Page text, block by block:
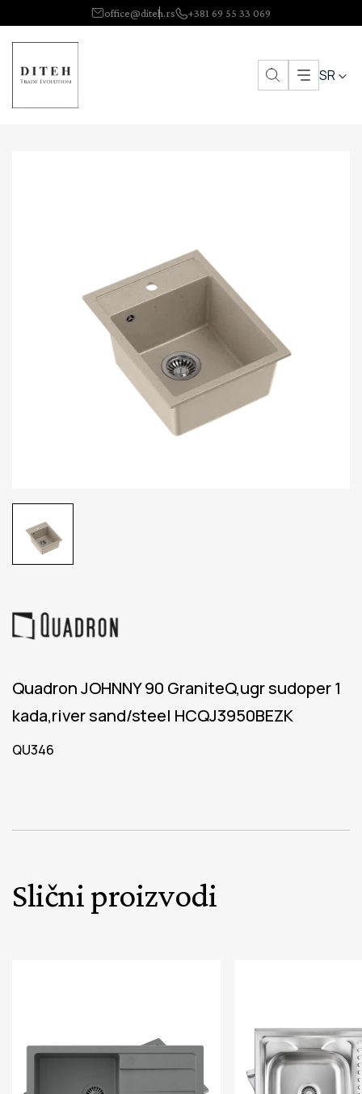
office@diteh.rs +381 69 55 33 069
SR
Quadron JOHNNY 90 GraniteQ,ugr sudoper 1
kada,river sand/steel HCQJ3950BEZK
QU346
Slični proizvodi